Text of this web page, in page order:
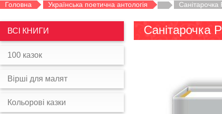
Головна Українська поетична антологія Санітарочка
Санітарочка
ВСІ КНИГИ
100 казок
Вірші для малят
Кольорові казки